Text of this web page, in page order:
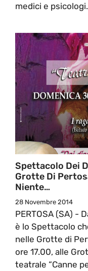
medici e psicologi.
Spettacolo Dei
Grotte Di
Niente…
28 Novembre 2014
PERTOSA (SA) -
è lo Spettacolo
nelle Grotte di
ore 17.00, alle
teatrale “Canne